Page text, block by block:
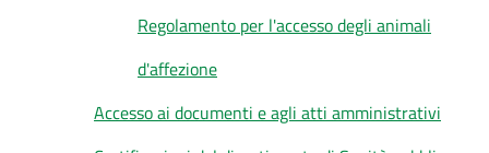
Regolamento per l'accesso degli animali
d'affezione
Accesso ai documenti e agli atti amministrativi